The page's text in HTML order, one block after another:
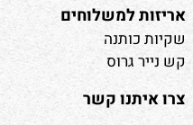
אריזות למשלוחים
שקיות כותנה
קש נייר גרוס
צרו איתנו קשר